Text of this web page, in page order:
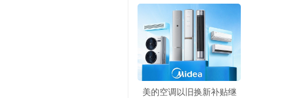
新画卷
美的空调以旧换新补贴继